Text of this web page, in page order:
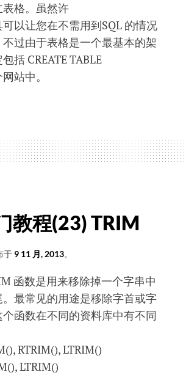
格。虽然许
以让您在不需用到SQL 的情况
过由于表格是一个最基本的架
括 CREATE TABLE
站中。
门
教
Table教程(23) TRIM
于 9 11 月, 2013。
函数是用来移除掉一个字串中
最常见的用途是移除字首或字
函数在不同的资料库中有不同
RTRIM(), LTRIM()
LTRIM()